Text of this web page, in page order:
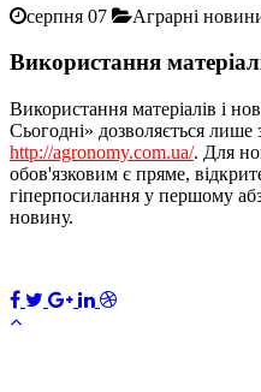
серпня 07 Аграрні
Використання
Використання матеріалів і
Сьогодні» дозволяється
http://agronomy.com.ua/. Для
обов'язковим є пряме,
гіперпосилання у першому
новину.